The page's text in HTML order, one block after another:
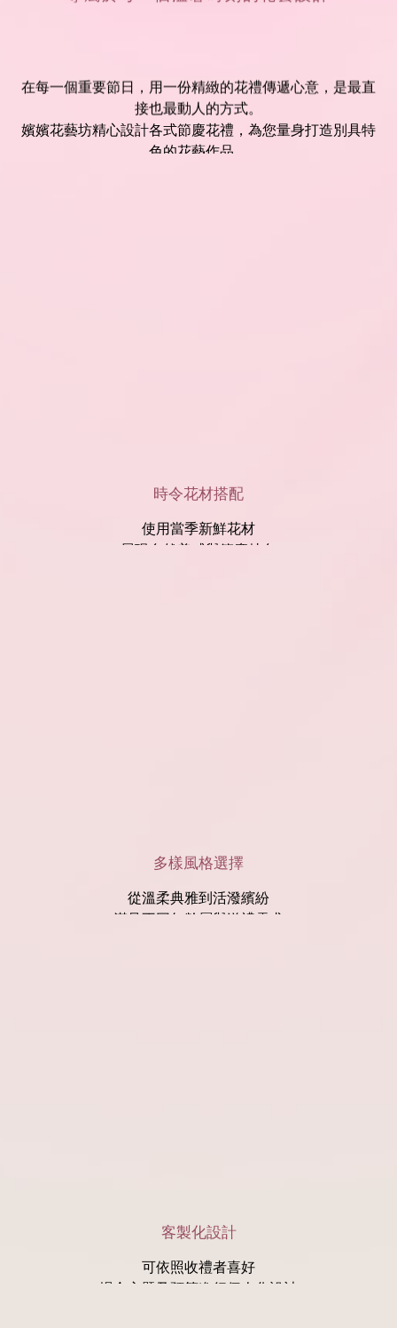
在每一個重要節日，用一份精緻的花禮傳遞心意，是最直
接也最動人的方式。
嬪嬪花藝坊精心設計各式節慶花禮，為您量身打造別具特
色的花藝作品。
時令花材搭配
使用當季新鮮花材
展現自然美感與節慶特色
多樣風格選擇
從溫柔典雅到活潑繽紛
滿足不同年齡層與送禮需求
客製化設計
可依照收禮者喜好
場合主題及預算進行個人化設計